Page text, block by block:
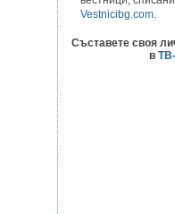
Vestnicibg.com.
Съставете своя
в